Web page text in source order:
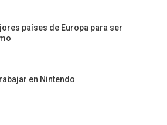
países de Europa para ser
en Nintendo